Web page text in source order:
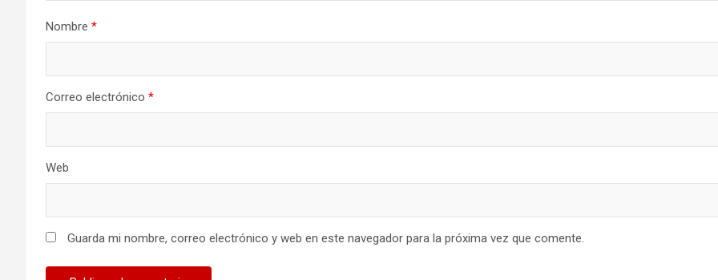
Nombre *
Correo electrónico *
Web
Guarda mi nombre, correo electrónico y web en este navegador para la próxima vez que comente.